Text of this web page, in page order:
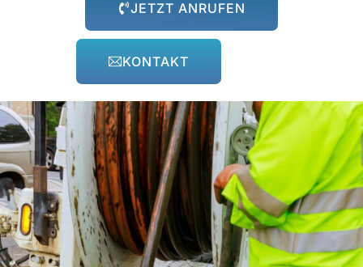
JETZT ANRUFEN
KONTAKT